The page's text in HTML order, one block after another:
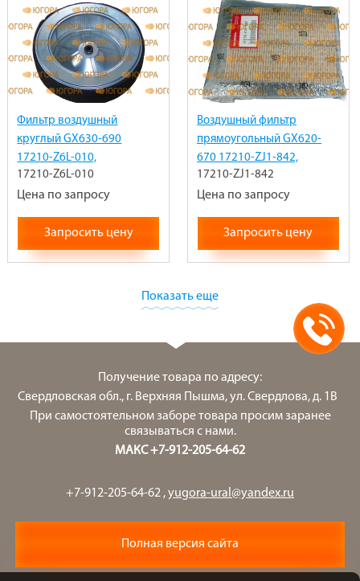
Фильтр воздушный
круглый GX630-690
17210-Z6L-010,
17210Z6L010
17210-Z6L-010
Цена по запросу
Запросить цену
Воздушный фильтр
прямоугольный GX620-
670 17210-ZJ1-842,
17210ZJ1842 SDMO
330150423
17210-ZJ1-842
Цена по запросу
Запросить цену
Показать еще
Получение товара по адресу:
Свердловская обл., г. Верхняя Пышма, ул. Свердлова, д. 1В
При самостоятельном заборе товара просим заранее
связываться с нами.
МАКС +7-912-205-64-62
+7-912-205-64-62 ,yugora-ural@yandex.ru
Полная версия сайта